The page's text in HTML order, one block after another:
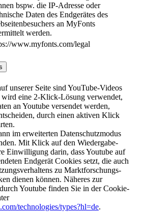
bspw. die IP-Adresse oder
Daten des Endgerätes des
an MyFonts
werden.
www.myfonts.com/legal
unserer Seite sind YouTube-Videos
eine 2-Klick-Lösung verwendet,
an Youtube versendet werden,
durch einen aktiven Klick
im erweiterten Datenschutzmodus
Mit Klick auf den Wiedergabe-
Einwilligung darin, dass Youtube auf
Endgerät Cookies setzt, die auch
zu Marktforschungs-
dienen können. Näheres zur
Youtube finden Sie in der Cookie-
technologies/types?hl=de.